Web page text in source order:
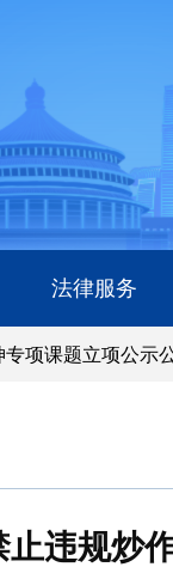
法律服务
项课题立项公示公
违规炒